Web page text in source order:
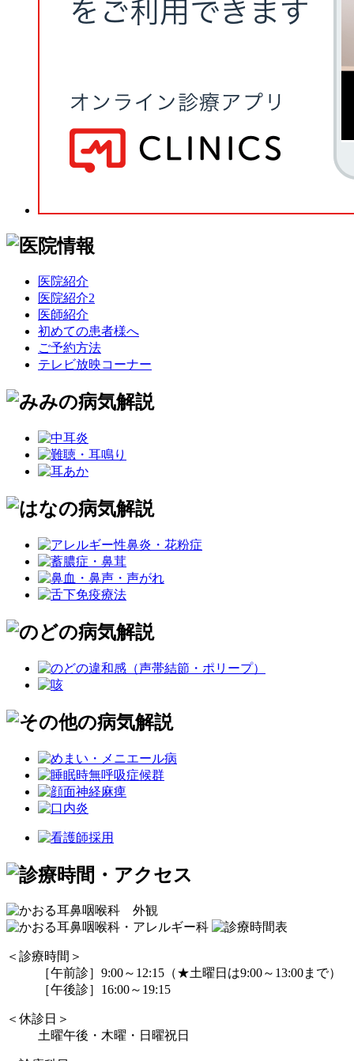
医院紹介
医院紹介2
医師紹介
初めての患者様へ
ご予約方法
テレビ放映コーナー
＜診療時間＞
［午前診］9:00～12:15（★土曜日は9:00～13:00まで）
［午後診］16:00～19:15
＜休診日＞
土曜午後・木曜・日曜祝日